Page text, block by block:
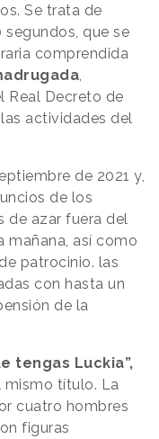
Se trata de
segundos, que se
comprendida
Real Decreto de
actividades del
de 2021 y,
de los
de azar fuera del
mañana, así como
patrocinio. las
con hasta un
de la
tengas Luckia”,
mismo título. La
cuatro hombres
figuras